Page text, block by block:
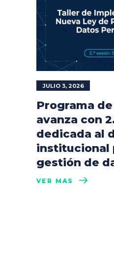
JULIO 3, 2026
Programa de
avanza con
dedicada al
institucional
gestión de
VER MÁS